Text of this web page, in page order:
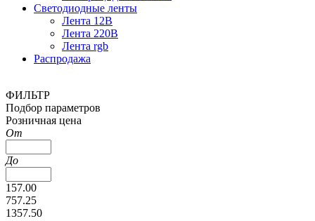
Светодиодные ленты
Лента 12В
Лента 220В
Лента rgb
Распродажа
ФИЛЬТР
Подбор параметров
Розничная цена
От
До
157.00
757.25
1357.50